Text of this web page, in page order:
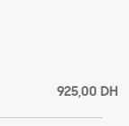
925,00 DH